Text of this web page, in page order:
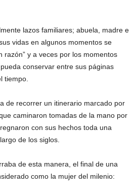
lazos familiares; abuela, madre e
vidas en algunos momentos se
razón” y a veces por los momentos
conservar entre sus páginas
tiempo.
de recorrer un itinerario marcado por
caminaron tomadas de la mano por
con sus hechos toda una
de los siglos.
de esta manera, el final de una
como la mujer del milenio: